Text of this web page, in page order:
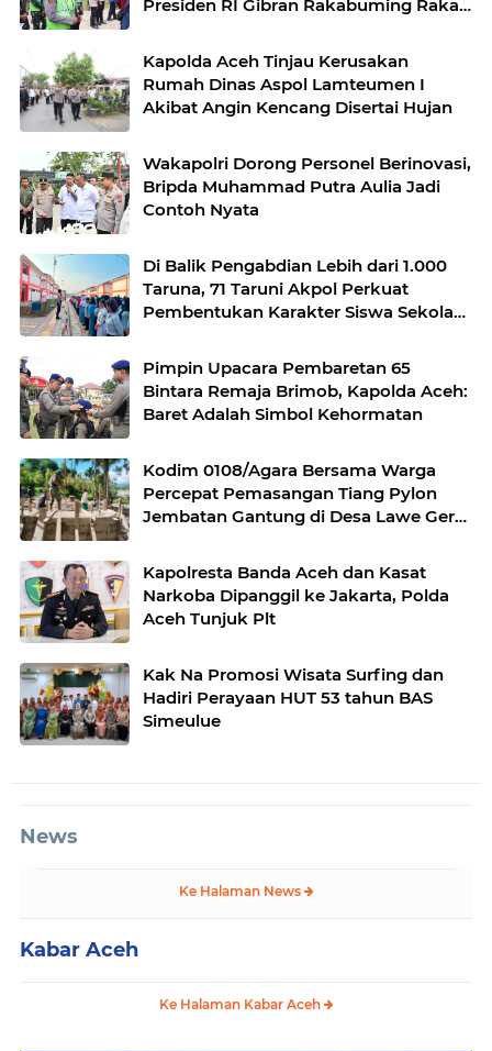
Presiden RI Gibran Rakabuming Raka
Kapolda Aceh Tinjau Kerusakan
Rumah Dinas Aspol Lamteumen I
Akibat Angin Kencang Disertai Hujan
Wakapolri Dorong Personel Berinovasi,
Bripda Muhammad Putra Aulia Jadi
Contoh Nyata
Di Balik Pengabdian Lebih dari 1.000
Taruna, 71 Taruni Akpol Perkuat
Pembentukan Karakter Siswa Sekolah
Pimpin Upacara Pembaretan 65
Bintara Remaja Brimob, Kapolda Aceh:
Baret Adalah Simbol Kehormatan
Kodim 0108/Agara Bersama Warga
Percepat Pemasangan Tiang Pylon
Jembatan Gantung di Desa Lawe Ger-
Kapolresta Banda Aceh dan Kasat
Narkoba Dipanggil ke Jakarta, Polda
Aceh Tunjuk Plt
Kak Na Promosi Wisata Surfing dan
Hadiri Perayaan HUT 53 tahun BAS
Simeulue
News
Ke Halaman News
Kabar Aceh
Ke Halaman Kabar Aceh